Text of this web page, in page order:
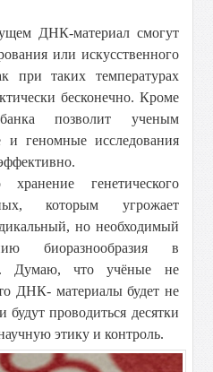
ДНК-материал смогут
или искусственного
при таких температурах
бесконечно. Кроме
позволит ученым
и геномные исследования
генетического
которым угрожает
но необходимый
биоразнообразия в
Думаю, что учёные не
ДНК- материалы будет не
будут проводиться десятки
этику и контроль.